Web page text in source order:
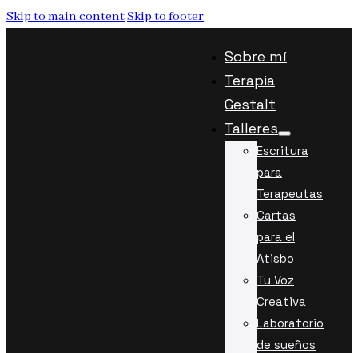
Skip to main contentSkip to footer
Sobre mí
Terapia
Gestalt
Talleres
Escritura
para
Terapeutas
Cartas
para el
Atisbo
Tu Voz
Creativa
Laboratorio
de sueños